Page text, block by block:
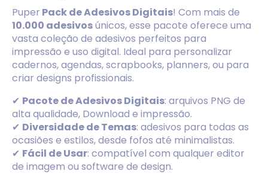
Puper Pack de Adesivos Digitais! Com mais de
10.000 adesivosúnicos, esse pacote oferece uma
vasta coleção de adesivos perfeitos para
impressão e uso digital. Ideal para personalizar
cadernos, agendas, scrapbooks, planners, ou para
criar designs profissionais.
✔ Pacote de Adesivos Digitais: arquivos PNG de
alta qualidade, Download e impressão.
✔ Diversidade de Temas: adesivos para todas as
ocasiões e estilos, desde fofos até minimalistas.
✔ Fácil de Usar: compatível com qualquer editor
de imagem ou software de design.